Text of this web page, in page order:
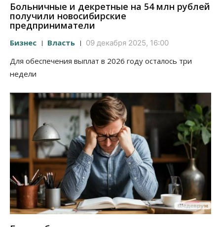
Больничные и декретные на 54 млн рублей
получили новосибирские
предприниматели
Бизнес Власть 09 декабря 2025, 16:00
Для обеспечения выплат в 2026 году осталось три
недели